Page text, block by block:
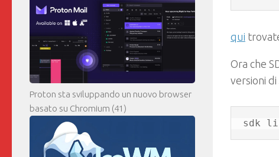
qui
Ora che
versioni di
sdk
Proton sta sviluppando un nuovo browser
basato su Chromium (41)